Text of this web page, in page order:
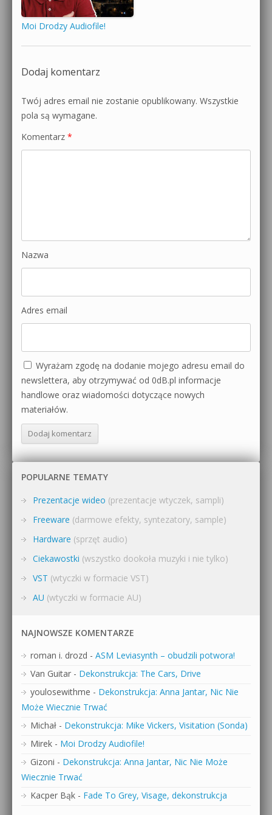
Moi Drodzy Audiofile!
Dodaj komentarz
Twój adres email nie zostanie opublikowany. Wszystkie
pola są wymagane.
Komentarz *
Nazwa
Adres email
Wyrażam zgodę na dodanie mojego adresu email do
newslettera, aby otrzymywać od 0dB.pl informacje
handlowe oraz wiadomości dotyczące nowych
materiałów.
POPULARNE TEMATY
Prezentacje wideo (prezentacje wtyczek, sampli)
Freeware (darmowe efekty, syntezatory, sample)
Hardware (sprzęt audio)
Ciekawostki (wszystko dookoła muzyki i nie tylko)
VST (wtyczki w formacie VST)
AU (wtyczki w formacie AU)
NAJNOWSZE KOMENTARZE
roman i. drozd - ASM Leviasynth – obudzili potwora!
Van Guitar - Dekonstrukcja: The Cars, Drive
youlosewithme - Dekonstrukcja: Anna Jantar, Nic Nie
Może Wiecznie Trwać
Michał - Dekonstrukcja: Mike Vickers, Visitation (Sonda)
Mirek - Moi Drodzy Audiofile!
Gizoni - Dekonstrukcja: Anna Jantar, Nic Nie Może
Wiecznie Trwać
Kacper Bąk - Fade To Grey, Visage, dekonstrukcja